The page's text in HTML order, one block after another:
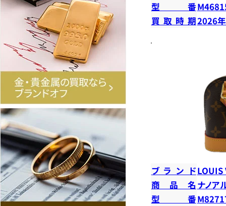
型番
買取時期2026
ブランドLOUIS
商品名 ナノア
型番